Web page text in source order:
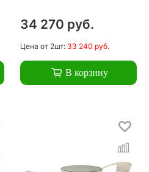
34 270 руб.
Цена от 2шт: 33 240 руб.
В корзину